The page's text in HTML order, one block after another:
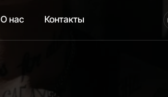
О нас Контакты